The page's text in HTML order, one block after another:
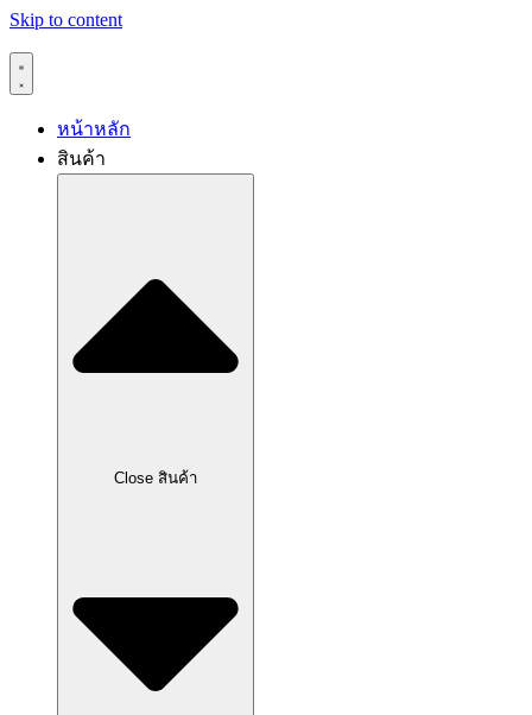
Skip to content
หน้าหลัก
สินค้า
Close สินค้า